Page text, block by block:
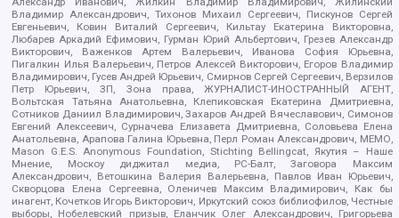
Владимир Александрович, Тихонов Михаил Сергеевич, Пискунов Сергей
Евгеньевич, Ковин Виталий Сергеевич, Кильтау Екатерина Викторовна,
Любарев Аркадий Ефимович, Гурман Юрий Альбертович, Грезев Александр
Викторович, Важенков Артем Валерьевич, Иванова София Юрьевна,
Пигалкин Илья Валерьевич, Петров Алексей Викторович, Егоров Владимир
Владимирович, Гусев Андрей Юрьевич, Смирнов Сергей Сергеевич, Верзилов
Петр Юрьевич, ЗП, Зона права, ЖУРНАЛИСТ-ИНОСТРАННЫЙ АГЕНТ,
Вольтская Татьяна Анатольевна, Клепиковская Екатерина Дмитриевна,
Сотников Даниил Владимирович, Захаров Андрей Вячеславович, Симонов
Евгений Алексеевич, Сурначева Елизавета Дмитриевна, Соловьева Елена
Анатольевна, Арапова Галина Юрьевна, Перл Роман Александрович, МЕМО,
Mason G.E.S. Anonymous Foundation, Stichting Bellingcat, Якутия – Наше
Мнение, Москоу диджитал медиа, РС-Балт, Заговора Максим
Александрович, Ветошкина Валерия Валерьевна, Павлов Иван Юрьевич,
Скворцова Елена Сергеевна, Оленичев Максим Владимирович, Как бы
инагент, Кочетков Игорь Викторович, Иркутский союз библиофилов, Честные
выборы, Нобелевский призыв, Еланчик Олег Александрович, Григорьева